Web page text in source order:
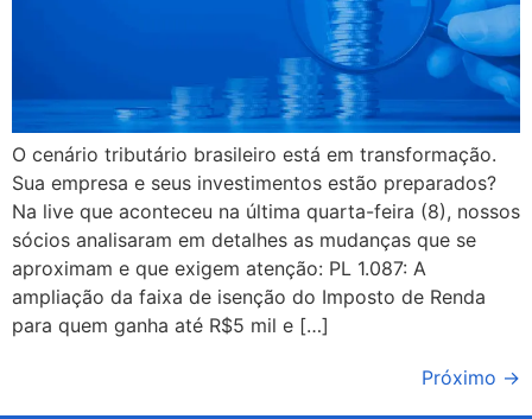
O cenário tributário brasileiro está em transformação.
Sua empresa e seus investimentos estão preparados?
Na live que aconteceu na última quarta-feira (8), nossos
sócios analisaram em detalhes as mudanças que se
aproximam e que exigem atenção: PL 1.087: A
ampliação da faixa de isenção do Imposto de Renda
para quem ganha até R$5 mil e […]
Próximo →